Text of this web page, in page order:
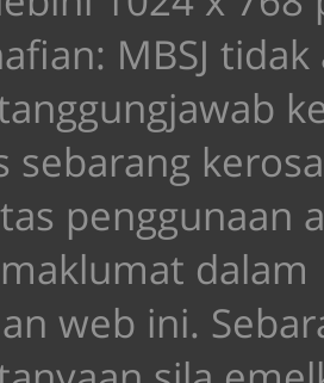
MBSJ tidak
sebarang
penggunaan
dalam
web ini.